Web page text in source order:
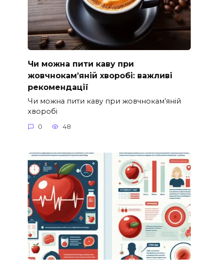
Чи можна пити каву при
жовчнокам’яній хворобі: важливі
рекомендації
Чи можна пити каву при жовчнокам’яній
хворобі
0 48